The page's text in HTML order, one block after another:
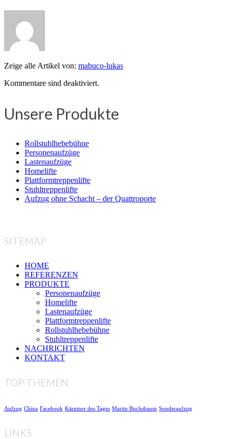
Zeige alle Artikel von: mabuco-lukas
Kommentare sind deaktiviert.
Unsere Produkte
Rollstuhlhebebühne
Personenaufzüge
Lastenaufzüge
Homelifte
Plattformtreppenlifte
Stuhltreppenlifte
Aufzug ohne Schacht – der Quattroporte
SITEMAP
HOME
REFERENZEN
PRODUKTE
Personenaufzüge
Homelifte
Lastenaufzüge
Plattformtreppenlifte
Rollstuhlhebebühne
Stuhltreppenlifte
NACHRICHTEN
KONTAKT
TOP THEMEN
Aufzug China Facebook Kärntner des Tages Martin Buchsbaum Sonderaufzug
LINKS